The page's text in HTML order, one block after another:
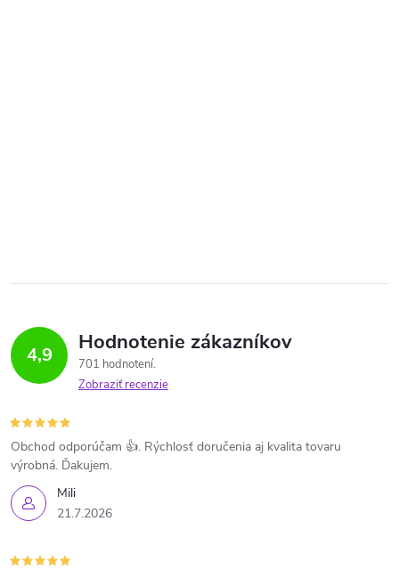
4,9 Hodnotenie zákazníkov
701 hodnotení
Zobraziť recenzie
Mili
21.7.2026
Obchod odporúčam 👍. Rýchlosť doručenia aj kvalita tovaru
výrobná. Ďakujem.